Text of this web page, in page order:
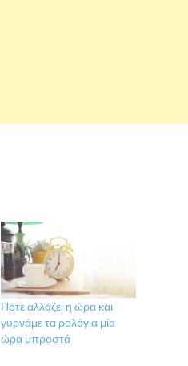
Πότε αλλάζει η ώρα και
γυρνάμε τα ρολόγια μία
ώρα μπροστά